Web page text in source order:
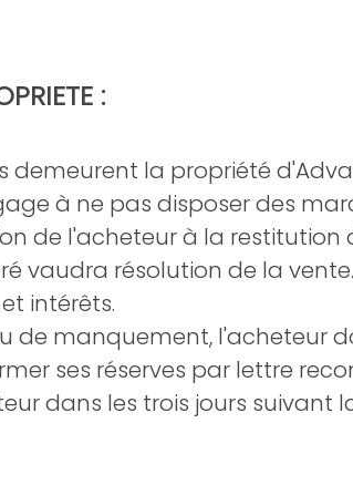
:
demeurent la propriété
à ne pas disposer des
de l'acheteur à la
vaudra résolution de la
intérêts.
de manquement, l'acheteur
ses réserves par lettre
dans les trois jours suivant